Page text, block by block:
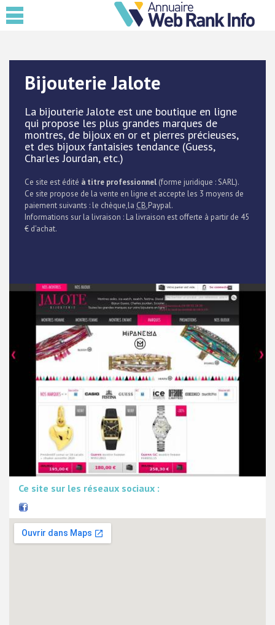
Bijouterie Jalote
La bijouterie Jalote est une boutique en ligne
qui propose les plus grandes marques de
montres, de bijoux en or et pierres précieuses,
et des bijoux fantaisies tendance (Guess,
Charles Jourdan, etc.)
Ce site est édité à titre professionnel (forme juridique : SARL).
Ce site propose de la vente en ligne et accepte les 3 moyens de
paiement suivants : le chèque,la CB,Paypal.
Informations sur la livraison : La livraison est offerte à partir de 45
€ d'achat.
Ce site sur les réseaux sociaux :